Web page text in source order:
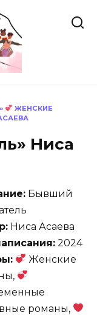
»
ЖЕНСКИЕ
Ниса
Бывший
Ниса Асаева
2024
Женские
романы,